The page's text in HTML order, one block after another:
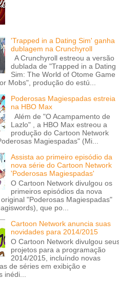
'Trapped in a Dating Sim' ganha
dublagem na Crunchyroll
A Crunchyroll estreou a versão
dublada de "Trapped in a Dating
Sim: The World of Otome Game
Mobs", produção do estú...
Poderosas Magiespadas estreia
na HBO Max
Além de "O Acampamento de
Lazlo" , a HBO Max estreou a
produção do Cartoon Network
Magiespadas" (Mi...
Assista ao primeiro episódio da
nova série do Cartoon Network
'Poderosas Magiespadas'
O Cartoon Network divulgou os
primeiros episódios da nova
"Poderosas Magiespadas"
que po...
Cartoon Network anuncia suas
novidades para 2014/2015
O Cartoon Network divulgou
projetos para a programação
2014/2015, incluíndo novas
de séries em exibição e
inédi...